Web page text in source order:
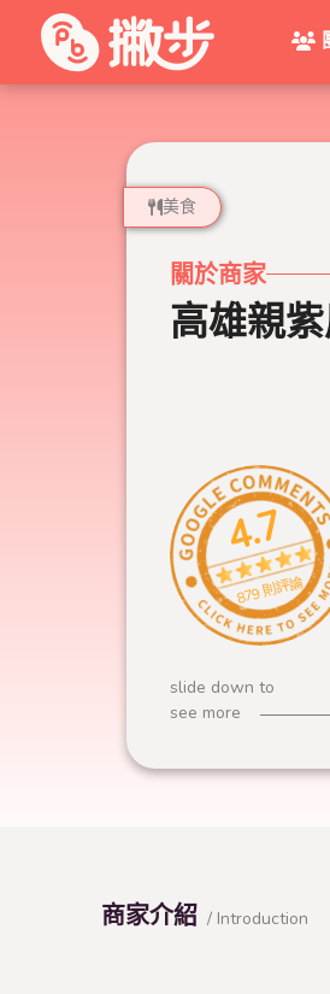
美食
關於商家
高雄親
4.7
879 則評論
slide down to
see more
商家介紹 / Introduction